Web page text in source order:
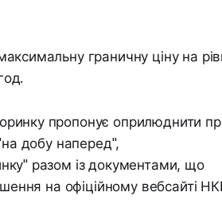
граничну ціну на
пропонує оприлюднити
добу наперед",
разом із документами, що
на офіційному вебсайті